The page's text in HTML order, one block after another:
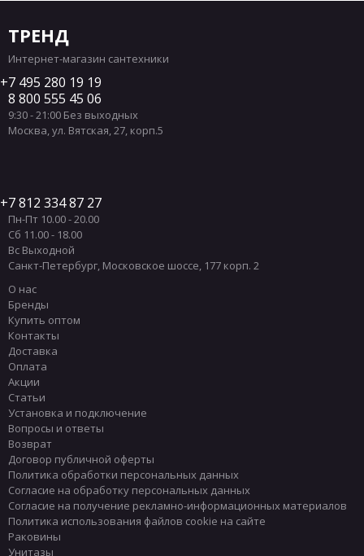
ТРЕНД
Интернет-магазин сантехники
7 495 280 19 19
8 800 555 45 06
9:30 - 21:00 Без выходных
Москва,ул. Вятская, 27, корп.5
7 812 334 87 27
Пн-Пт 10.00 - 20.00
Сб 11.00 - 18.00
Вс Выходной
Санкт-Петербург, Московское шоссе, 177 корп. 2
О нас
Бренды
Купить оптом
Контакты
Доставка
Оплата
Акции
Статьи
Установка и подключение
Вопросы и ответы
Возврат
Договор публичной оферты
Политика обработки персональных данных
Согласие на обработку персональных данных
Согласие на получение рекламно-информационных материалов
Политика использования файлов cookie на сайте
Раковины
Унитазы